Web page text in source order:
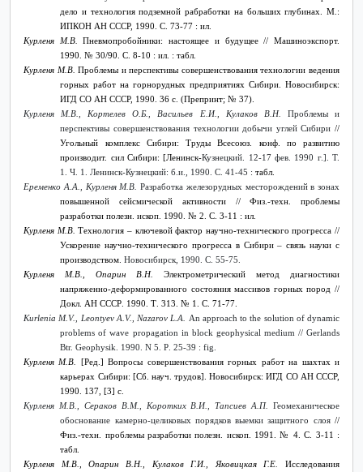
дело и технология подземной рабработки на больших глубинах. М.:
ИПКОН АН СССР, 1990. С. 73-77 : ил.
Курленя М.В. Пневмопробойники: настоящее и будущее // Машиноэкспорт.
1990. № 30/90. С. 8-10 : ил. : табл.
Курленя М.В. Проблемы и перспективы совершенствования технологии ведения
горных работ на горнорудных предприятиях Сибири. Новосибирск:
ИГД СО АН СССР, 1990. 36 с. (Препринт; № 37).
Курленя М.В., Кортелев О.Б., Васильев Е.И., Кулаков В.Н. Проблемы и
перспективы совершенствования технологии добычи углей Сибири //
Угольный комплекс Сибири: Труды Всесоюз. конф. по развитию
производит. сил Сибири: [Ленинск-Кузнецкий. 12-17 фев. 1990 г.]. Т.
1. Ч. 1. Ленинск-Кузнецкий: б.и., 1990. С. 41-45 :табл.
Еременко А.А., Курленя М.В. Разработка железорудных месторождений в зонах
повышенной сейсмической активности //Физ.-техн. проблемы
разработки полезн. ископ. 1990. № 2. С. 3-11 : ил.
Курленя М.В. Технология – ключевой фактор научно-технического прогресса //
Ускорение научно-технического прогресса в Сибири – связь науки с
производством.Новосибирск, 1990. С. 55-75.
Курленя М.В., Опарин В.Н. Электрометрический метод диагностики
напряженно-деформированного состояния массивов горных пород //
Докл. АН СССР. 1990.Т. 313. № 1.С. 71-77.
Kurlenia M.V., Leontyev A.V., Nazarov L.A. An approach to the solution of dynamic
problems of wave propagation in block geophysical medium // Gerlands
Btr. Geophysik. 1990.N 5.P. 25-39 :fig.
Курленя М.В.
[Ред.] Вопросы совершенствования горных работ на шахтах и
карьерах Сибири: [Сб. науч. трудов]. Новосибирск: ИГД СО АН СССР,
1990. 137, [3] с.
Курленя М.В., Сераков В.М., Коротких В.И., Тапсиев А.П. Геомеханическое
обоснование камерно-целиковых порядков выемки защитного слоя //
Физ.-техн. проблемы разработки полезн. ископ. 1991. №
4. С. 3-11 :
табл.
Курленя М.В., Опарин В.Н., Кулаков Г.И., Яковицкая Г.Е. Исследования